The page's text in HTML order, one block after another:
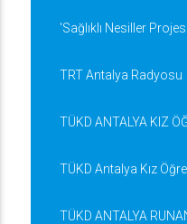
'Sağlıklı Nesiller
TRT Antalya Radyosu
TÜKD ANTALYA KIZ
TÜKD Antalya Kız
TÜKD ANTALYA